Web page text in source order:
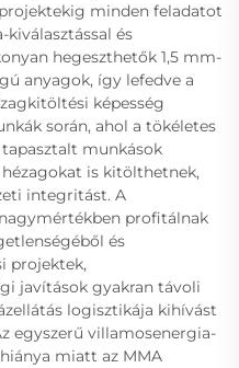
minden feladatot
kiválasztással és
hegeszthetők 1,5 mm-
anyagok, így lefedve a
képesség
során, ahol a tökéletes
munkások
is kitölthetnek,
integritást. A
profitálnak
és
projektek,
javítások gyakran távoli
logisztikája kihívást
egyszerű villamosenergia-
miatt az MMA